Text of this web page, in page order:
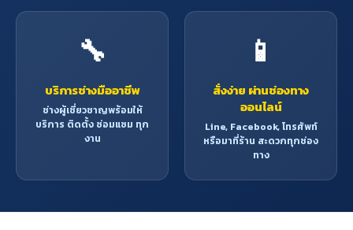
🔧
บริการช่างมืออาชีพ
ช่างผู้เชี่ยวชาญพร้อมให้
บริการ ติดตั้ง ซ่อมแซม ทุก
งาน
📱
สั่งง่าย ผ่านช่องทาง
ออนไลน์
Line, Facebook, โทรศัพท์
หรือมาที่ร้าน สะดวกทุกช่อง
ทาง